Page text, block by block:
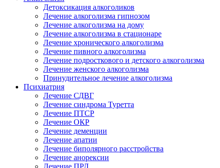
Детоксикация алкоголиков
Лечение алкоголизма гипнозом
Лечение алкоголизма на дому
Лечение алкоголизма в стационаре
Лечение хронического алкоголизма
Лечение пивного алкоголизма
Лечение подросткового и детского алкоголизма
Лечение женского алкоголизма
Принудительное лечение алкоголизма
Психиатрия
Лечение СДВГ
Лечение синдрома Туретта
Лечение ПТСР
Лечение ОКР
Лечение деменции
Лечение апатии
Лечение биполярного расстройства
Лечение анорексии
Лечение ПРЛ